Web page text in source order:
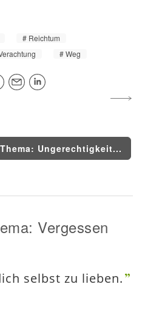
Reichtum
Weg
Ungerechtigkeit...
Vergessen
selbst zu lieben.